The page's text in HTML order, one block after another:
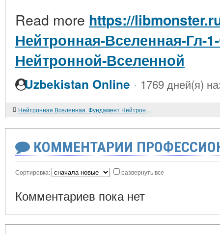
Read more https://
Нейтронная-Вселенная-Гл-
Нейтронной-Вселенной
Uzbekistan Online · 1769 дней(я)
Нейтронная Вселенная. Фундамент Нейтронной Вселенной.
КОММЕНТАРИИ
Сортировка: развернуть все
Комментариев пока нет